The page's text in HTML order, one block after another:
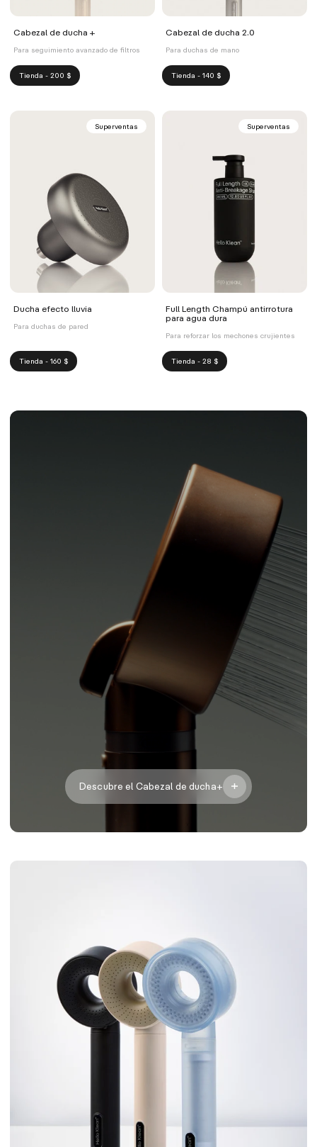
Cabezal de ducha +
Para seguimiento avanzado de filtros
Tienda - 200 $
Cabezal de ducha 2.0
Para duchas de mano
Tienda - 140 $
Superventas
Ducha efecto lluvia
Para duchas de pared
Tienda - 160 $
Superventas
Full Length Champú antirrotura
para agua dura
Para reforzar los mechones crujientes
Tienda - 28 $
Descubre el Cabezal de ducha+